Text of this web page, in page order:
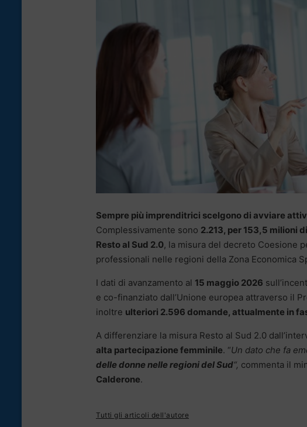
Sempre più imprenditrici scelgono di avviare
Complessivamente sono 2.213, per 153,5 milioni
Resto al Sud 2.0, la misura del decreto Coesione
professionali nelle regioni della Zona Economica
I dati di avanzamento al 15 maggio 2026
e co-finanziato dall’Unione europea attraverso il
inoltre ulteriori 2.596 domande, attualmente in
A differenziare la misura Resto al Sud 2.0
alta partecipazione femminile. “Un dato che fa
delle donne nelle regioni del Sud“, commenta il
Calderone.
Tutti gli articoli dell'autore